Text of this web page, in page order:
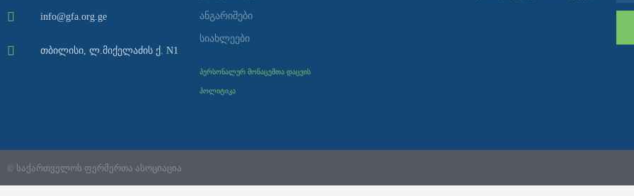
info@gfa.org.ge
თბილისი, ლ.მიქელაძის ქ. N1
ანგარიშები
სიახლეები
პერსონალურ მონაცემთა დაცვის
პოლიტიკა
© საქართველოს ფერმერთა ასოციაცია